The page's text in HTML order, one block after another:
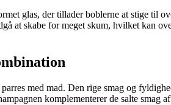
glas, der tillader boblerne at stige til
at skabe for meget skum, hvilket kan
med mad. Den rige smag og
komplementerer de salte